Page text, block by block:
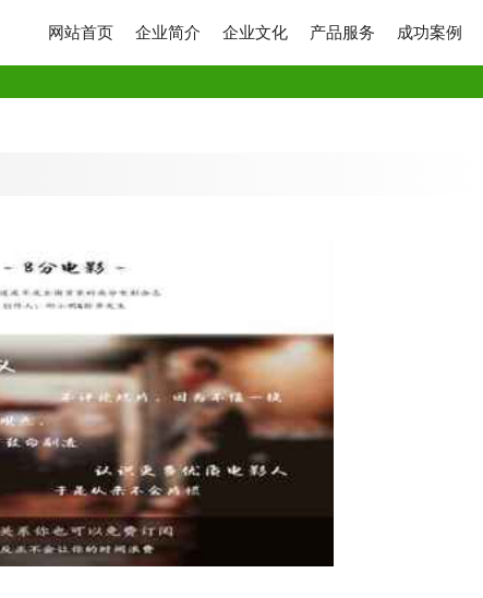
网站首页 企业简介 企业文化 产品服务 成功案例